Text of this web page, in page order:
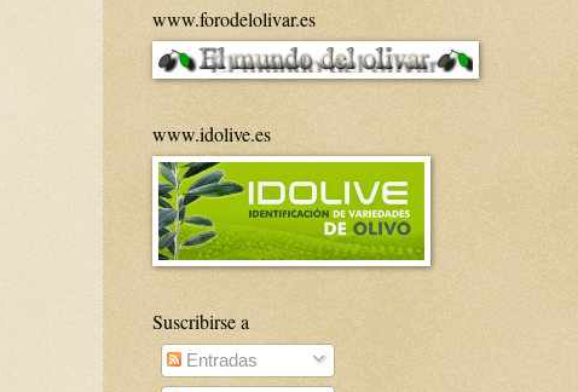
www.forodelolivar.es
www.idolive.es
Suscribirse a
Entradas